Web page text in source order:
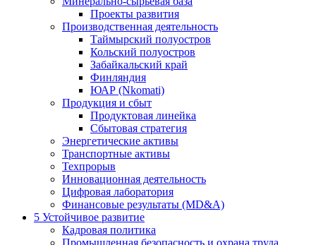
Проекты развития
Производственная деятельность
Таймырский полуостров
Кольский полуостров
Забайкальский край
Финляндия
ЮАР (Nkomati)
Продукция и сбыт
Продуктовая линейка
Сбытовая стратегия
Энергетические активы
Транспортные активы
Техпрорыв
Инновационная деятельность
Цифровая лаборатория
Финансовые результаты (MD&A)
5 Устойчивое развитие
Кадровая политика
Промышленная безопасность и охрана труда